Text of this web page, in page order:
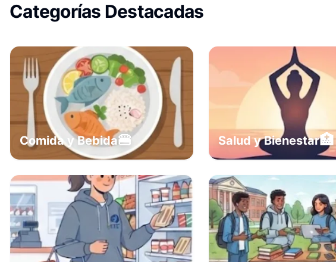
Categorías Destacadas
Comida y Bebida🍔 Salud y Bienestar🏥